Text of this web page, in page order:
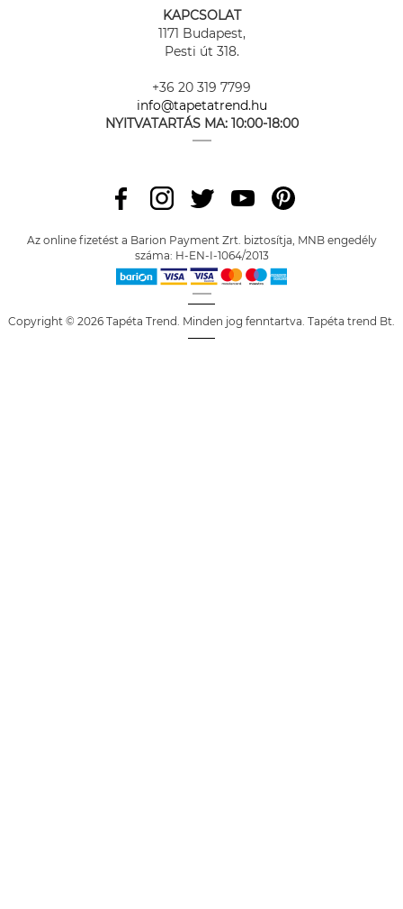
KAPCSOLAT
1171 Budapest,
Pesti út 318.
+36 20 319 7799
info@tapetatrend.hu
NYITVATARTÁS MA: 10:00-18:00
Az online fizetést a Barion Payment Zrt. biztosítja, MNB engedély
száma: H-EN-I-1064/2013
Copyright © 2026 Tapéta Trend. Minden jog fenntartva. Tapéta trend Bt.